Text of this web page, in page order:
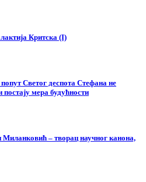
Критска (I)
Светог деспота Стефана не
мера будућности
– творац научног канона,